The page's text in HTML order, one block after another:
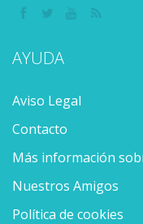
AYUDA
Aviso Legal
Contacto
Más información
Nuestros Amigos
Política de cookies